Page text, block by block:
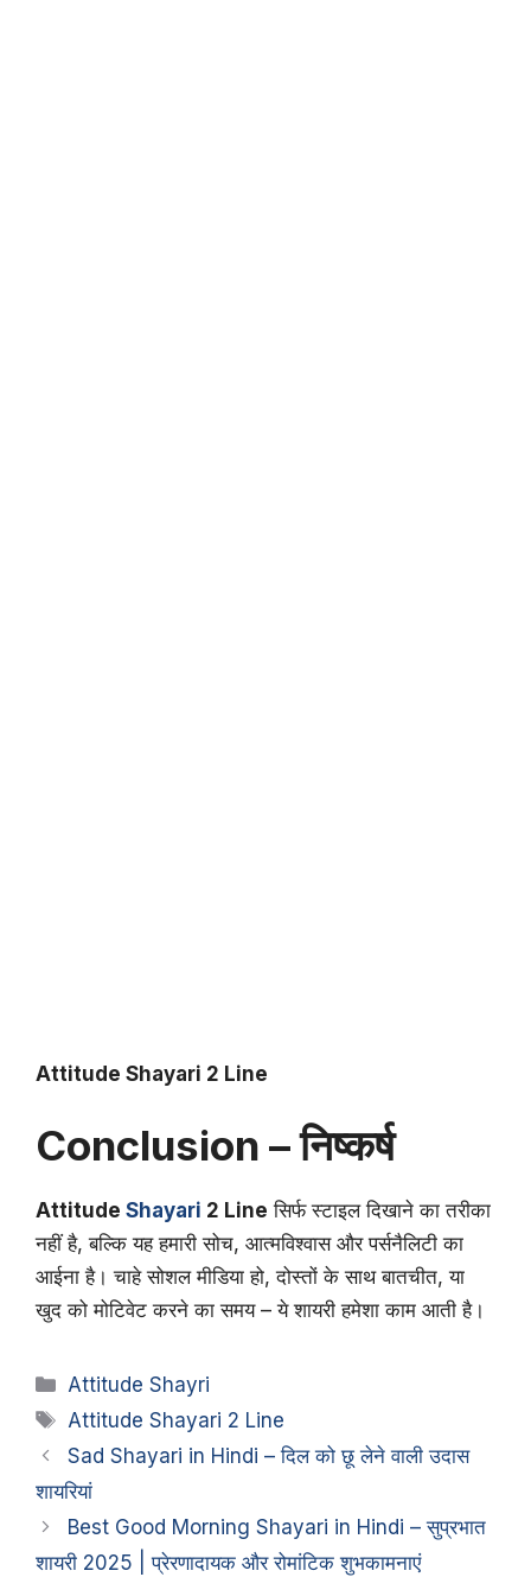
Attitude Shayari 2 Line
Conclusion – निष्कर्ष
Attitude Shayari 2 Line सिर्फ स्टाइल दिखाने का तरीका
नहीं है, बल्कि यह हमारी सोच, आत्मविश्वास और पर्सनैलिटी का
आईना है। चाहे सोशल मीडिया हो, दोस्तों के साथ बातचीत, या
खुद को मोटिवेट करने का समय – ये शायरी हमेशा काम आती है।
Categories
Attitude Shayri
Tags
Attitude Shayari 2 Line
Sad Shayari in Hindi – दिल को छू लेने वाली उदास
शायरियां
Best Good Morning Shayari in Hindi – सुप्रभात
शायरी 2025 | प्रेरणादायक और रोमांटिक शुभकामनाएं